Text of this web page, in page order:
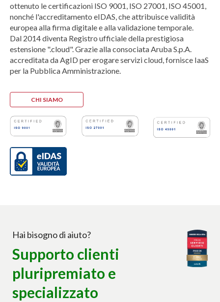
ottenuto le certificazioni ISO 9001, ISO 27001, ISO 45001,
nonché l'accreditamento eIDAS, che attribuisce validità
europea alla firma digitale e alla validazione temporale.
Dal 2014 diventa Registro ufficiale della prestigiosa
estensione ".cloud". Grazie alla consociata Aruba S.p.A.
accreditata da AgID per erogare servizi cloud, fornisce IaaS
per la Pubblica Amministrazione.
CHI SIAMO
Hai bisogno di aiuto?
Supporto clienti
pluripremiato e
specializzato